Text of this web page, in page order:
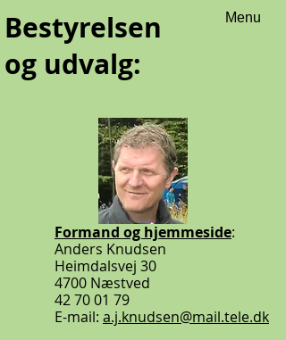
Bestyrelsen
og udvalg:
Menu
Formand og hjemmeside:
Anders Knudsen
Heimdalsvej 30
4700 Næstved
42 70 01 79
E-mail: a.j.knudsen@mail.tele.dk